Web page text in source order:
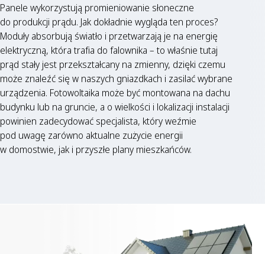
Panele wykorzystują promieniowanie słoneczne
do produkcji prądu. Jak dokładnie wygląda ten proces?
Moduły absorbują światło i przetwarzają je na energię
elektryczną, która trafia do falownika – to właśnie tutaj
prąd stały jest przekształcany na zmienny, dzięki czemu
może znaleźć się w naszych gniazdkach i zasilać wybrane
urządzenia. Fotowoltaika może być montowana na dachu
budynku lub na gruncie, a o wielkości i lokalizacji instalacji
powinien zadecydować specjalista, który weźmie
pod uwagę zarówno aktualne zużycie energii
w domostwie, jak i przyszłe plany mieszkańców.